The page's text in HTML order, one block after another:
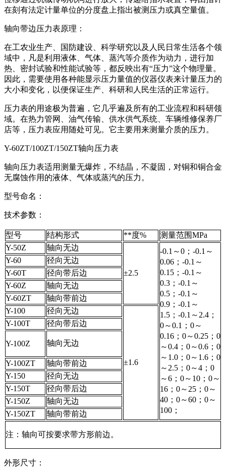
在刻有法定计量单位的分度盘上指出被测压力或真空量值。
轴向带边压力表原理：
在工农业生产、国防建设、科学研究以及人民日常生活各个领
域中，凡是利用液体、气体、蒸汽等介质作为动力，进行加
热、密封试验和性能试验等，都反映出有“压力”这个物理量。
因此，需要使用各种能显示压力量值的仪器仪表来计量压力的
大小和变化，以便保证生产、科研和人民生活的正常运行。
压力表的用途极为普遍，它几乎遍及所有的工业流程和科研领
域。在热力管网、油气传输、供水供气系统、车辆维修保养厂
店等，压力表应用随处可见。它主要用来测量介质的压力。
Y-60ZT/100ZT/150ZT轴向压力表
轴向压力表适用测量无爆炸，不结晶，不凝固，对铜和铜合金
无腐蚀作用的液体、气体或蒸汽的压力。
型号命名：
技术参数：
型号 结构形式 **度%
测量范围MPa
Y-50Z
轴向无边
±2.5
-0.1～0；-0.1～
0.06；-0.1～
0.15；-0.1～
0.3；-0.1～
0.5；-0.1～
0.9；-0.1～
1.5；-0.1～2.4；
0～0.1；0～
0.16；0～0.25；0
～0.4；0～0.6；0
～1.0；0～1.6；0
～2.5；0～4；0
～6；0～10；0～
16；0～25；0～
40；0～60；0～
100；
Y-60
径向无边
Y-60T
径向带后边
Y-60Z
轴向无边
Y-60ZT
轴向带前边
Y-100
径向无边
±1.6
Y-100T 径向带后边
Y-100Z 轴向无边
Y-100ZT
轴向带前边
Y-150
径向无边
Y-150T
径向带后边
Y-150Z
轴向无边
Y-150ZT
轴向带前边
注：轴向可按要求带方形前边。
外形尺寸：